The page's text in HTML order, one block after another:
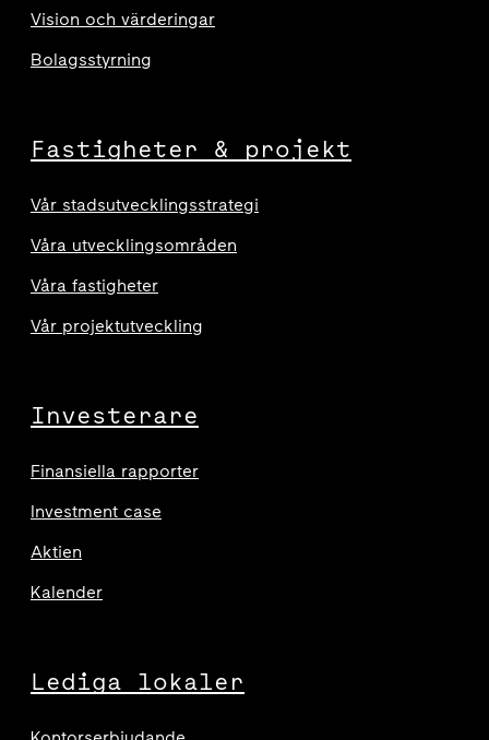
Vision och värderingar
Bolagsstyrning
Fastigheter & projekt
Vår stadsutvecklingsstrategi
Våra utvecklingsområden
Våra fastigheter
Vår projektutveckling
Investerare
Finansiella rapporter
Investment case
Aktien
Kalender
Lediga lokaler